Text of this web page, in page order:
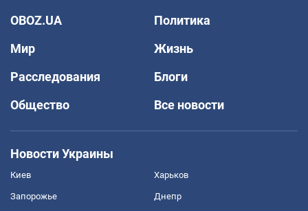
OBOZ.UA
Политика
Мир
Жизнь
Расследования
Блоги
Общество
Все новости
Новости Украины
Киев Харьков
Запорожье Днепр